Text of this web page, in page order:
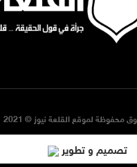
محفوظة لموقع القلعة نيوز © 2021
تصميم و تطوير